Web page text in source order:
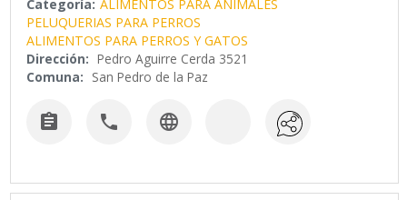
Categoría: ALIMENTOS PARA ANIMALES
PELUQUERIAS PARA PERROS
ALIMENTOS PARA PERROS Y GATOS
Dirección: Pedro Aguirre Cerda 3521
Comuna: San Pedro de la Paz
  